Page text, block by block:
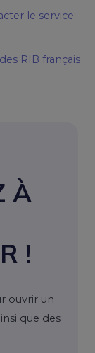
le service
RIB français
À
!
ouvrir un
que des